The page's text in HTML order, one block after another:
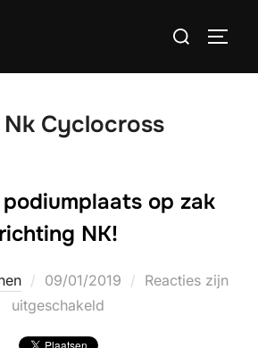
Zoek
Nk Cyclocross
op zak
richting NK!
Geplaatst
op
09/01/2019
Reacties zijn
uitgeschakeld